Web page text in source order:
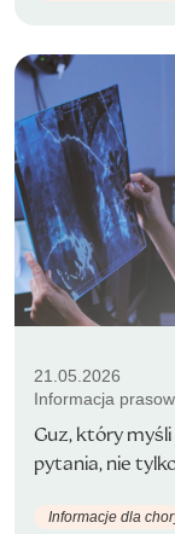
21.05.2026
Informacja
Guz, który
pytania, nie
Informacje dla